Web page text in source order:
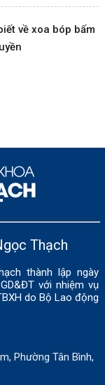
về xoa bóp bấm
Thạch
thành lập ngày
với nhiệm vụ
do Bộ Lao động
Phường Tân Bình,